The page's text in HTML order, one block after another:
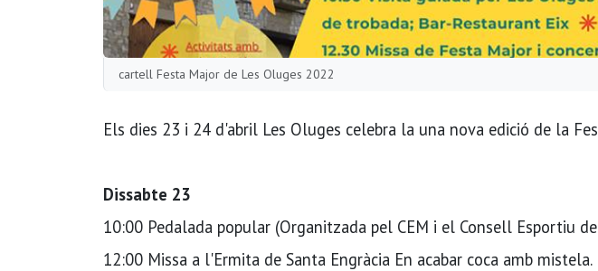
cartell Festa Major de Les Oluges 2022
Els dies 23 i 24 d'abril Les Oluges celebra la una nova edició de la
Dissabte 23
10:00 Pedalada popular (Organitzada pel CEM i el Consell Esportiu
12:00 Missa a l'Ermita de Santa Engràcia En acabar coca amb mistela.